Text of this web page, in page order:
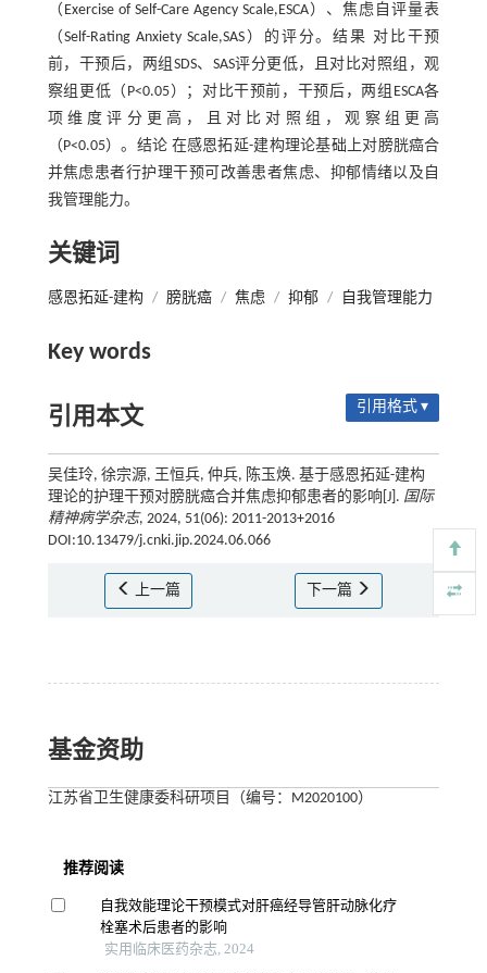
（Exercise of Self-Care Agency Scale,ESCA）、焦虑自评量表
（Self-Rating Anxiety Scale,SAS）的评分。结果 对比干预
前，干预后，两组SDS、SAS评分更低，且对比对照组，观
察组更低（P<0.05）；对比干预前，干预后，两组ESCA各
项维度评分更高，且对比对照组，观察组更高
（P<0.05）。结论 在感恩拓延-建构理论基础上对膀胱癌合
并焦虑患者行护理干预可改善患者焦虑、抑郁情绪以及自
我管理能力。
关键词
感恩拓延-建构 / 膀胱癌 / 焦虑 / 抑郁 / 自我管理能力
Key words
引用本文 引用格式 ▾
吴佳玲, 徐宗源, 王恒兵, 仲兵, 陈玉焕. 基于感恩拓延-建构
理论的护理干预对膀胱癌合并焦虑抑郁患者的影响[J]. 国际
精神病学杂志, 2024, 51(06): 2011-2013+2016
DOI:10.13479/j.cnki.jip.2024.06.066
上一篇 下一篇
基金资助
江苏省卫生健康委科研项目（编号：M2020100）